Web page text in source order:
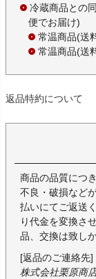
冷蔵商品との
便でお届け)
常温商品(送
常温商品(送
返品特約について
商品の品質につ
不良・破損など
払いにてご返送
り代金を変換さ
品、交換は致し
[返品のご連絡先]
株式会社栗原商